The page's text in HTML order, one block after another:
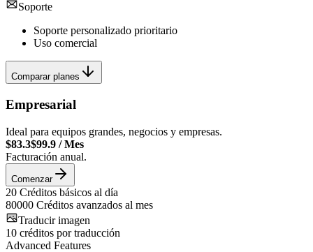
Soporte
Soporte personalizado prioritario
Uso comercial
Comparar planes
Empresarial
Ideal para equipos grandes, negocios y empresas.
$83.3$99.9 /Mes
Facturación anual.
Comenzar
20 Créditos básicos al día
80000 Créditos avanzados al mes
Traducir imagen
10 créditos por traducción
Advanced Features